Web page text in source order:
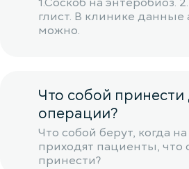
глист. В клинике данные
можно.
Что собой принести
операции?
Что собой берут, когда
приходят пациенты, что
принести?